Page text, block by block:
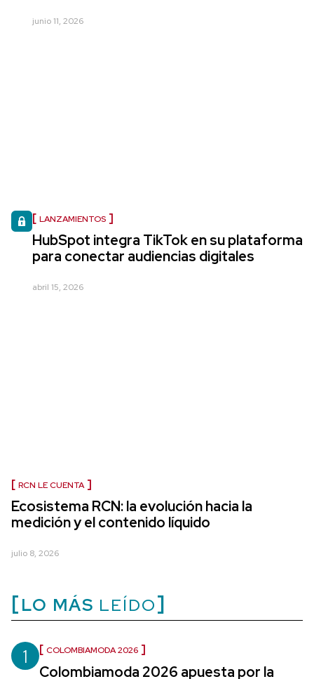
junio 11, 2026
LANZAMIENTOS
HubSpot integra TikTok en su plataforma
para conectar audiencias digitales
abril 15, 2026
RCN LE CUENTA
Ecosistema RCN: la evolución hacia la
medición y el contenido líquido
julio 8, 2026
LO MÁS LEÍDO
1 COLOMBIAMODA 2026
Colombiamoda 2026 apuesta por la